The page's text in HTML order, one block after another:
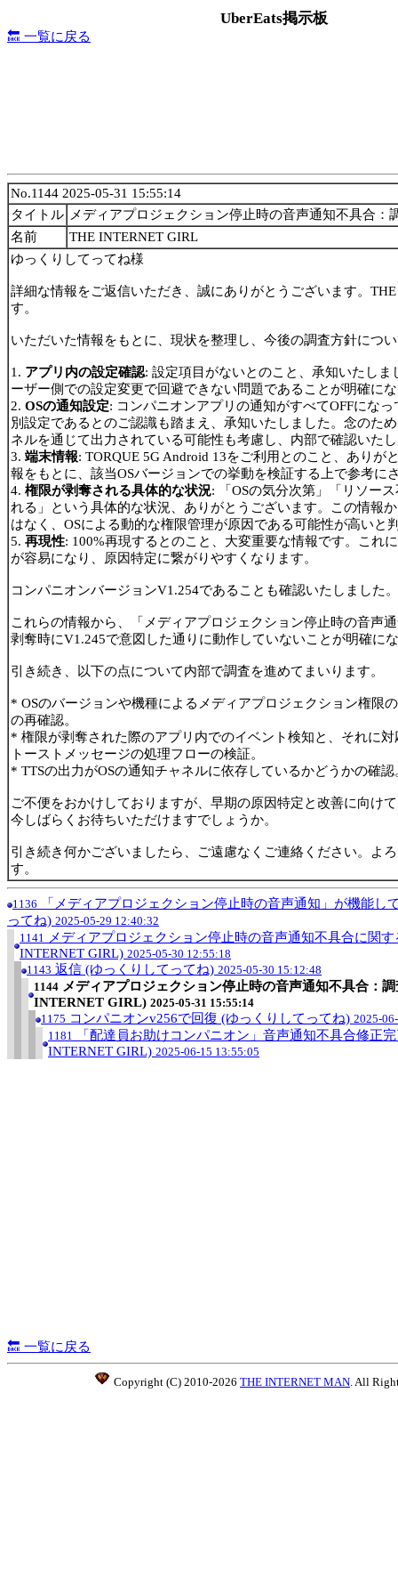
UberEats掲示板
🔙 一覧に戻る
No.1144 2025-05-31 15:55:14
タイトル
メディアプロジェクション停止時の音声通知不具合：
名前
THE INTERNET GIRL
ゆっくりしてってね様
詳細な情報をご返信いただき、誠にありがとうございます。
す。
いただいた情報をもとに、現状を整理し、今後の調査方針につ
1. アプリ内の設定確認: 設定項目がないとのこと、承知いたしま
ーザー側での設定変更で回避できない問題であることが明確に
2. OSの通知設定: コンパニオンアプリの通知がすべてOFFにな
別設定であるとのご認識も踏まえ、承知いたしました。念のた
ネルを通じて出力されている可能性も考慮し、内部で確認いた
3. 端末情報: TORQUE 5G Android 13をご利用とのこと、ありが
報をもとに、該当OSバージョンでの挙動を検証する上で参考に
4. 権限が剥奪される具体的な状況: 「OSの気分次第」「リソー
れる」という具体的な状況、ありがとうございます。この情報
はなく、OSによる動的な権限管理が原因である可能性が高いと
5. 再現性: 100%再現するとのこと、大変重要な情報です。これ
が容易になり、原因特定に繋がりやすくなります。
コンパニオンバージョンV1.254であることも確認いたしました。
これらの情報から、「メディアプロジェクション停止時の音声
剥奪時にV1.245で意図した通りに動作していないことが明確に
引き続き、以下の点について内部で調査を進めてまいります。
* OSのバージョンや機種によるメディアプロジェクション権限
の再確認。
* 権限が剥奪された際のアプリ内でのイベント検知と、それに
トーストメッセージの処理フローの検証。
* TTSの出力がOSの通知チャネルに依存しているかどうかの確認
ご不便をおかけしておりますが、早期の原因特定と改善に向け
今しばらくお待ちいただけますでしょうか。
引き続き何かございましたら、ご遠慮なくご連絡ください。よ
す。
1136 「メディアプロジェクション停止時の音声通知」が機能し
ってね) 2025-05-29 12:40:32
1141 メディアプロジェクション停止時の音声通知不具合に関
INTERNET GIRL) 2025-05-30 12:55:18
1143 返信 (ゆっくりしてってね) 2025-05-30 15:12:48
1144 メディアプロジェクション停止時の音声通知不具合：
INTERNET GIRL) 2025-05-31 15:55:14
1175 コンパニオンv256で回復 (ゆっくりしてってね) 2025-
1181 「配達員お助けコンパニオン」音声通知不具合修正
INTERNET GIRL) 2025-06-15 13:55:05
🔙 一覧に戻る
Copyright (C) 2010-2026 THE INTERNET MAN . All